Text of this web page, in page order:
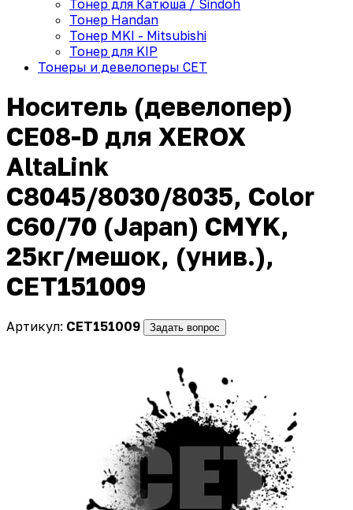
Тонер для Катюша / Sindoh
Тонер Handan
Тонер MKI - Mitsubishi
Тонер для KIP
Тонеры и девелоперы CET
Носитель (девелопер)
CE08-D для XEROX
AltaLink
C8045/8030/8035, Color
C60/70 (Japan) CMYK,
25кг/мешок, (унив.),
CET151009
Артикул: CET151009 Задать вопрос